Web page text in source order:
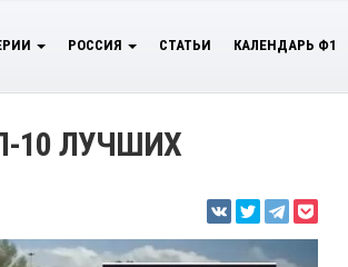
РОССИЯ СТАТЬИ КАЛЕНДАРЬ Ф1
10 ЛУЧШИХ